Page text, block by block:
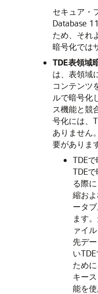
セキュア・
Database
ため、それ
暗号化では
TDE表領域
は、表領域
コンテンツ
ルで暗号化
ス機能と競
号化には、
ありません
要がありま
TDE
TDE
る際
縮お
ータ
ます
ァイ
先デ
い
ため
キー
能を